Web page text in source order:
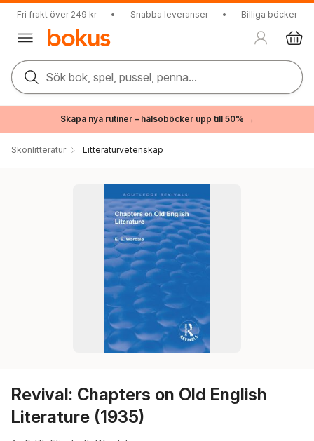
Fri frakt över 249 kr • Snabba leveranser • Billiga böcker
Sök bok, spel, pussel, penna...
Skapa nya rutiner – hälsoböcker upp till 50% →
Skönlitteratur Litteraturvetenskap
Revival: Chapters on Old English
Literature (1935)